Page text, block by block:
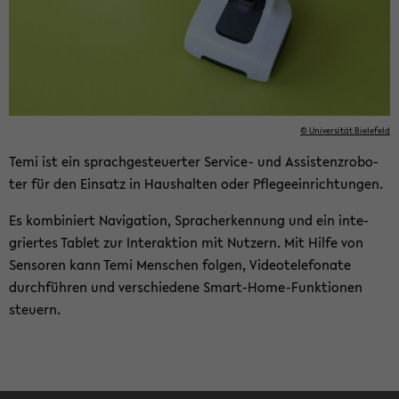
© Uni­ver­si­tät Bie­le­feld
Temi ist ein sprach­ge­steu­er­ter Service-​ und As­sis­tenz­ro­bo­
ter für den Ein­satz in Haus­hal­ten oder Pfle­ge­ein­rich­tun­gen.
Es kom­bi­niert Na­vi­ga­ti­on, Sprach­er­ken­nung und ein in­te­
grier­tes Ta­blet zur In­ter­ak­ti­on mit Nut­zern. Mit Hilfe von
Sen­so­ren kann Temi Men­schen fol­gen, Vi­deo­te­le­fo­na­te
durch­füh­ren und ver­schie­de­ne Smart-​Home-Funktionen
steu­ern.